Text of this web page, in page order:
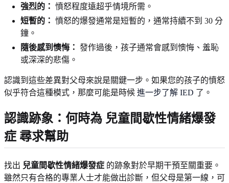
強烈的： 憤怒程度遠超乎情境所需。
短暫的： 憤怒的爆發通常是短暫的，通常持續不到 30 分
鐘。
隨後感到懊悔： 發作過後，孩子通常會感到懊悔、羞恥
或深深的悲傷。
認識到這些差異對父母來說是關鍵一步。如果您的孩子的憤怒
似乎符合這種模式，那麼可能是時候 進一步了解 IED 了。
認識跡象：何時為 兒童間歇性情緒爆發
症 尋求幫助
找出 兒童間歇性情緒爆發症 的跡象對於早期干預至關重要。
雖然只有合格的專業人士才能做出診斷，但父母是第一線，可